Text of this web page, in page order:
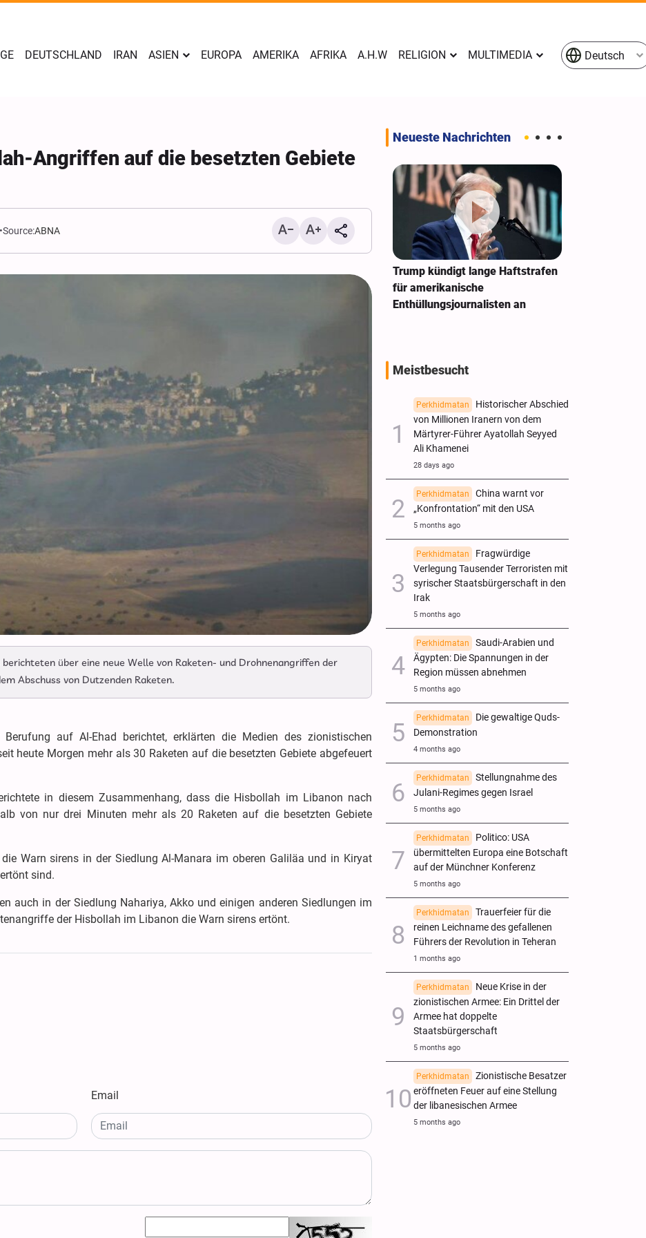
DEUTSCHLAND IRAN ASIEN EUROPA AMERIKA AFRIKA A.H.W RELIGION MULTIMEDIA Deutsch
Angriffen auf die besetzten Gebiete
Source:ABNA
über eine neue Welle von Raketen- und Drohnenangriffen der
Abschuss von Dutzenden Raketen.
auf Al-Ehad berichtet, erklärten die Medien des zionistischen
heute Morgen mehr als 30 Raketen auf die besetzten Gebiete abgefeuert
in diesem Zusammenhang, dass die Hisbollah im Libanon nach
von nur drei Minuten mehr als 20 Raketen auf die besetzten Gebiete
Warn sirens in der Siedlung Al-Manara im oberen Galiläa und in Kiryat
sind.
auch in der Siedlung Nahariya, Akko und einigen anderen Siedlungen im
der Hisbollah im Libanon die Warn sirens ertönt.
Email
Neueste Nachrichten
Yahya Sari: Wir haben die
Trump kündigt lange Haftstrafen
für amerikanische
Enthüllungsjournalisten an
Meistbesucht
Perkhidmatan
Historischer Abschied
von Millionen Iranern von dem
Märtyrer-Führer Ayatollah Seyyed
Ali Khamenei
28 days ago
Perkhidmatan
China warnt vor
„Konfrontation“ mit den USA
5 months ago
Perkhidmatan
Fragwürdige
Verlegung Tausender Terroristen mit
syrischer Staatsbürgerschaft in den
Irak
5 months ago
Perkhidmatan
Saudi-Arabien und
Ägypten: Die Spannungen in der
Region müssen abnehmen
5 months ago
Perkhidmatan
Die gewaltige Quds-
Demonstration
4 months ago
Perkhidmatan
Stellungnahme des
Julani-Regimes gegen Israel
5 months ago
Perkhidmatan
Politico: USA
übermittelten Europa eine Botschaft
auf der Münchner Konferenz
5 months ago
Perkhidmatan
Trauerfeier für die
reinen Leichname des gefallenen
Führers der Revolution in Teheran
1 months ago
Perkhidmatan
Neue Krise in der
zionistischen Armee: Ein Drittel der
Armee hat doppelte
Staatsbürgerschaft
5 months ago
Perkhidmatan
Zionistische Besatzer
eröffneten Feuer auf eine Stellung
der libanesischen Armee
5 months ago